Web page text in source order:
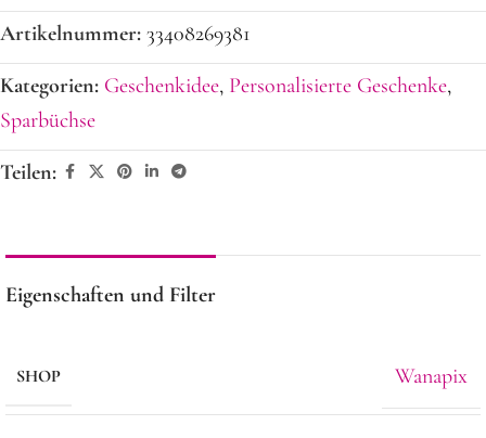
Artikelnummer: 33408269381
Kategorien: Geschenkidee, Personalisierte Geschenke,
Sparbüchse
Teilen:
Eigenschaften und Filter
SHOP Wanapix